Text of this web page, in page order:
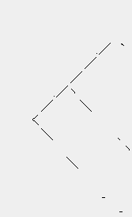
/
〈ー
>く
.／ `
／ ` く
／ /
.／
／ ＼
く （
＼ 、
ヽ
＼
≧= _ `